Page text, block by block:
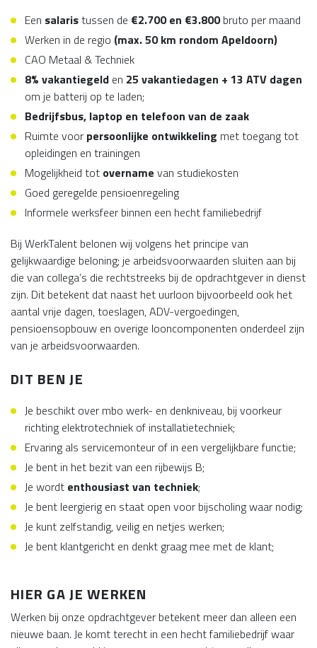
Een salaristussen de €2.700 en €3.800bruto per maand
Werken in de regio (max. 50 km rondom Apeldoorn)
CAO Metaal & Techniek
8% vakantiegeld en 25 vakantiedagen + 13 ATV dagen
om je batterij op te laden;
Bedrijfsbus, laptop en telefoon van de zaak
Ruimte voor persoonlijke ontwikkeling met toegang tot
opleidingen en trainingen
Mogelijkheid tot overname van studiekosten
Goed geregelde pensioenregeling
Informele werksfeer binnen een hecht familiebedrijf
Bij WerkTalent belonen wij volgens het principe van
gelijkwaardige beloning; je arbeidsvoorwaarden sluiten aan bij
die van collega’s die rechtstreeks bij de opdrachtgever in dienst
zijn. Dit betekent dat naast het uurloon bijvoorbeeld ook het
aantal vrije dagen, toeslagen, ADV-vergoedingen,
pensioensopbouw en overige looncomponenten onderdeel zijn
van je arbeidsvoorwaarden.
DIT BEN JE
Je beschikt over mbo werk- en denkniveau, bij voorkeur
richting elektrotechniek of installatietechniek;
Ervaring als servicemonteur of in een vergelijkbare functie;
Je bent in het bezit van een rijbewijs B;
Je wordt enthousiast van techniek;
Je bent leergierig en staat open voor bijscholing waar nodig;
Je kunt zelfstandig, veilig en netjes werken;
Je bent klantgericht en denkt graag mee met de klant;
HIER GA JE WERKEN
Werken bij onze opdrachtgever betekent meer dan alleen een
nieuwe baan. Je komt terecht in een hecht familiebedrijf waar